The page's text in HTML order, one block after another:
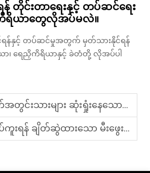
တိုင်းတာရေးနှင့် တပ်ဆင်ရေး
ယာတွေလိုအပ်မလဲ။
ရန်နှင့် တပ်ဆင်မှုအတွက် မှတ်သားနိုင်ရန်
ာ၊ ရေညှိကိရိယာနှင့် ခဲတံတို့ လိုအပ်ပါ
ားများ ဆုံးရှုံးနေသော ကွမ်းခြံကုလားအုပ်ကို ပြင်ဆင်နည်း
းသော မီးဖွေးများ - အသံကျူးကျော်မှုကို လျှော့ချရာတွင် အမှန်တကယ် အလုပ်ဖြစ်ပါသလား။